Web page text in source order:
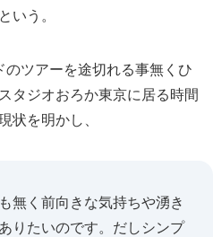
いう。
ツアーを途切れる事無くひ
タジオおろか東京に居る時間
状を明かし、
無く前向きな気持ちや湧き
りたいのです。だしシンプ